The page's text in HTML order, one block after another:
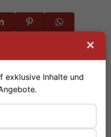
×
exklusive Inhalte und